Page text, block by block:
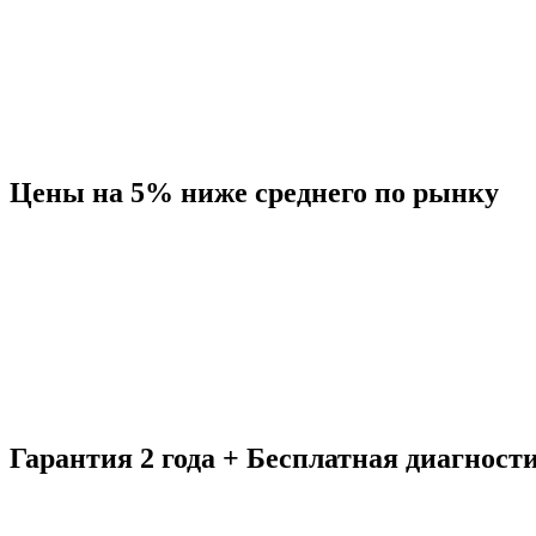
Цены на 5% ниже среднего по рынку
Гарантия 2 года + Бесплатная